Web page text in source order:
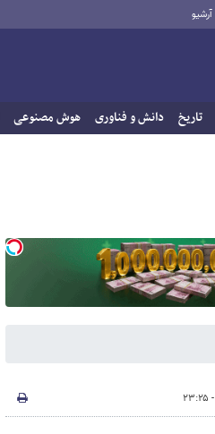
آرشیو
تاریخ دانش و فناوری هوش مصنوعی